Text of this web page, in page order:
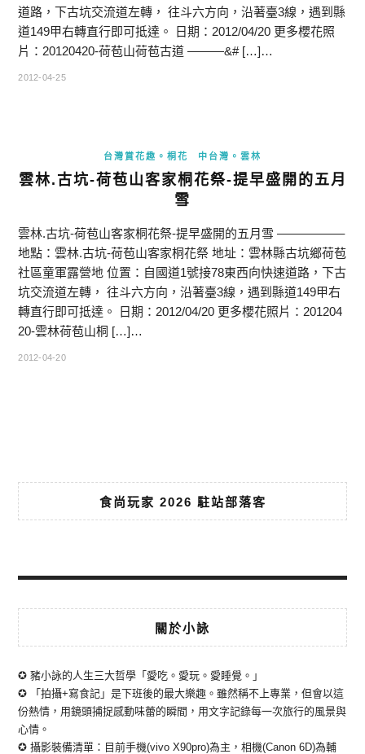
道路，下古坑交流道左轉， 往斗六方向，沿著臺3線，遇到縣
道149甲右轉直行即可抵達。 日期：2012/04/20 更多櫻花照
片：20120420-荷苞山荷苞古道 ———&# […]…
2012-04-25
台灣賞花趣。桐花 中台灣。雲林
雲林.古坑-荷苞山客家桐花祭-提早盛開的五月
雪
雲林.古坑-荷苞山客家桐花祭-提早盛開的五月雪 —————–
地點：雲林.古坑-荷苞山客家桐花祭 地址：雲林縣古坑鄉荷苞
社區童軍露營地 位置：自國道1號接78東西向快速道路，下古
坑交流道左轉， 往斗六方向，沿著臺3線，遇到縣道149甲右
轉直行即可抵達。 日期：2012/04/20 更多櫻花照片：201204
20-雲林荷苞山桐 […]…
2012-04-20
食尚玩家 2026 駐站部落客
關於小詠
✪ 豬小詠的人生三大哲學「愛吃。愛玩。愛睡覺。」
✪ 「拍攝+寫食記」是下班後的最大樂趣。雖然稱不上專業，但會以這
份熱情，用鏡頭捕捉感動味蕾的瞬間，用文字記錄每一次旅行的風景與
心情。
✪ 攝影裝備清單：目前手機(vivo X90pro)為主，相機(Canon 6D)為輔